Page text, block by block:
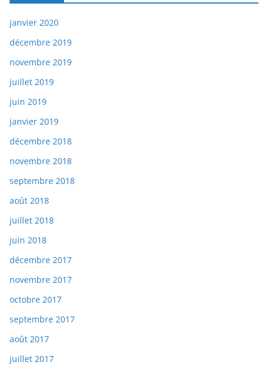
janvier 2020
décembre 2019
novembre 2019
juillet 2019
juin 2019
janvier 2019
décembre 2018
novembre 2018
septembre 2018
août 2018
juillet 2018
juin 2018
décembre 2017
novembre 2017
octobre 2017
septembre 2017
août 2017
juillet 2017